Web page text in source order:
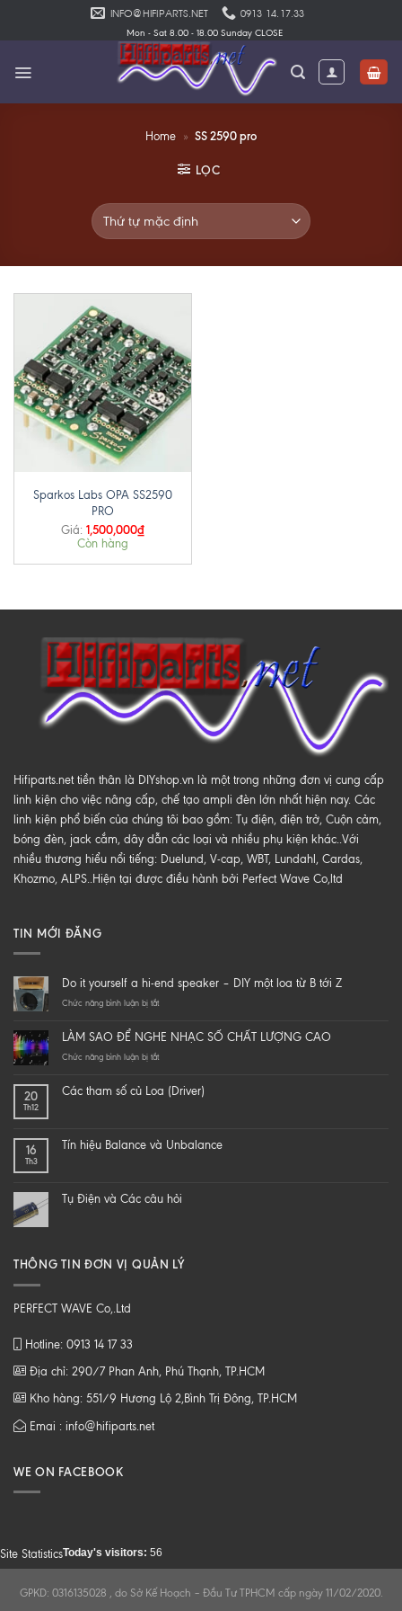
INFO@HIFIPARTS.NET 0913 14.17.33
Mon - Sat 8.00 - 18.00 Sunday CLOSE
Home » SS 2590 pro
LỌC
Sparkos Labs OPA SS2590
PRO
Giá: 1,500,000₫
Còn hàng
Hifiparts.net tiền thân là DIYshop.vn là một trong những đơn vị cung cấp
linh kiện cho việc nâng cấp, chế tạo ampli đèn lớn nhất hiện nay. Các
linh kiện phổ biến của chúng tôi bao gồm: Tụ điện, điện trở, Cuộn cảm,
bóng đèn, jack cắm, dây dẫn các loại và nhiều phụ kiện khác..Với
nhiều thương hiểu nổi tiếng: Duelund, V-cap, WBT, Lundahl, Cardas,
Khozmo, ALPS..Hiện tại được điều hành bởi Perfect Wave Co,ltd
TIN MỚI ĐĂNG
Do it yourself a hi-end speaker – DIY một loa từ B tới Z
Chức năng bình luận bị tắtở
yourself
a
speaker
loa
Z
LÀM SAO ĐỂ NGHE NHẠC SỐ CHẤT LƯỢNG CAO
Chức năng bình luận bị tắtở
ĐỂ
CHẤT
20
Th12
Các tham số củ Loa (Driver)
16
Th3
Tín hiệu Balance và Unbalance
Tụ Điện và Các câu hỏi
THÔNG TIN ĐƠN VỊ QUẢN LÝ
PERFECT WAVE Co,.Ltd
Hotline: 0913 14 17 33
Địa chỉ: 290/7 Phan Anh, Phú Thạnh, TP.HCM
Kho hàng: 551/9 Hương Lộ 2,Bình Trị Đông, TP.HCM
Emai : info@hifiparts.net
WE ON FACEBOOK
Site StatisticsToday's visitors: 56
GPKD: 0316135028 , do Sở Kế Hoạch – Đầu Tư TPHCM cấp ngày 11/02/2020.